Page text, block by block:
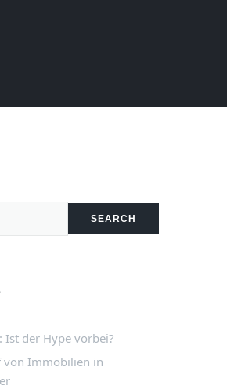
SEARCH
der Hype vorbei?
von Immobilien in